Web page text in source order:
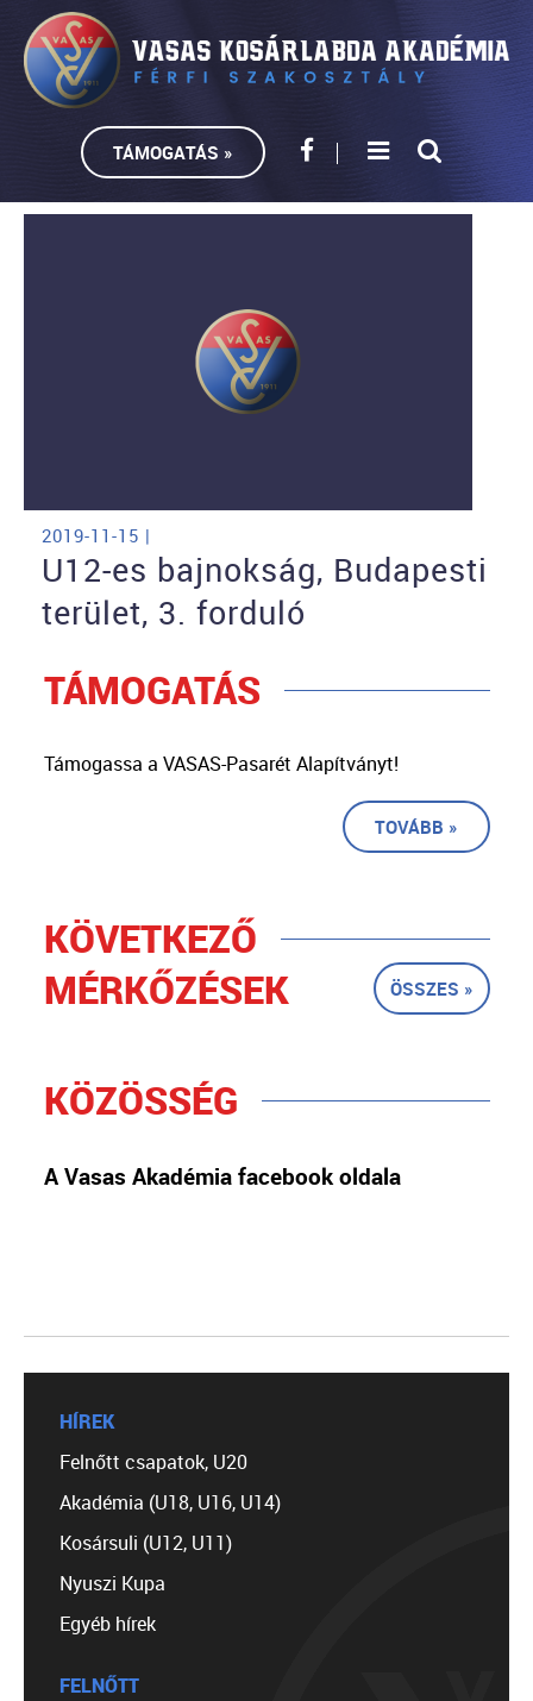
TÁMOGATÁS »
2019-11-15 |
U12-es bajnokság, Budapesti
terület, 3. forduló
TÁMOGATÁS
Támogassa a VASAS-Pasarét Alapítványt!
TOVÁBB »
KÖVETKEZŐ
MÉRKŐZÉSEK
ÖSSZES »
KÖZÖSSÉG
A Vasas Akadémia facebook oldala
HÍREK
Felnőtt csapatok, U20
Akadémia (U18, U16, U14)
Kosársuli (U12, U11)
Nyuszi Kupa
Egyéb hírek
FELNŐTT